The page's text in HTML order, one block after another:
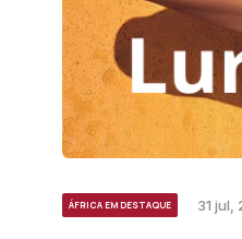
ÁFRICA EM DESTAQUE 31 jul,